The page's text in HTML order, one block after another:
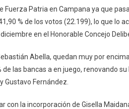
Patria en Campana ya que
% de los votos (22.199), lo que lo
en el Honorable Concejo
Abella, quedan muy por
las bancas a en juego, renovando
Gustavo Fernández.
con la incorporación de Gisella